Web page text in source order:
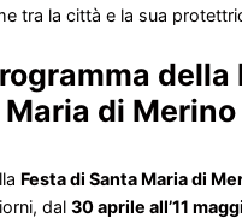
tra la città e la sua
della
di
Festa di Santa Maria di
dal 30 aprile all’11